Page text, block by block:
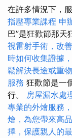
在許多情況下，
指壓專業課程 申
巴”是狂歡節那天
視雷射手術，改
時如何收集證據
鬆解決長途或重
服務 狂歡節是一
行。 房屋漏水處
專業的外燴服務
燴，為您帶來高
擇，保護親人的